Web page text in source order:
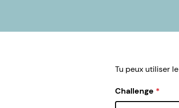
Tu peux utiliser
Challenge *